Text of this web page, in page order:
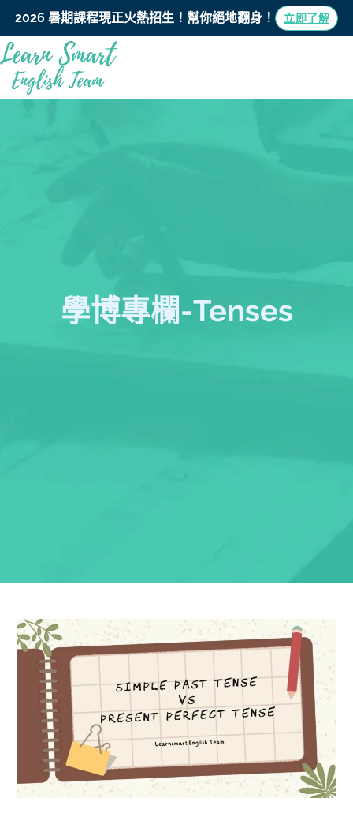
2026 暑期課程現正火熱招生！ 幫你絕地翻身！ 立即了解
學博專欄-Tenses